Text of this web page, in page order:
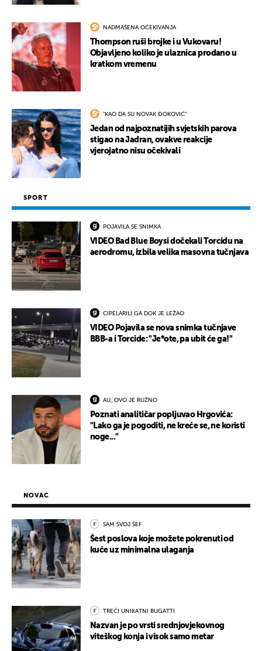
NADMAŠENA OČEKIVANJA
Thompson ruši brojke i u Vukovaru!
Objavljeno koliko je ulaznica prodano u
kratkom vremenu
"KAO DA SU NOVAK ĐOKOVIĆ"
Jedan od najpoznatijih svjetskih parova
stigao na Jadran, ovakve reakcije
vjerojatno nisu očekivali
SPORT
POJAVILA SE SNIMKA
VIDEO Bad Blue Boysi dočekali Torcidu na
aerodromu, izbila velika masovna tučnjava
CIPELARILI GA DOK JE LEŽAO
VIDEO Pojavila se nova snimka tučnjave
BBB-a i Torcide: "Je*ote, pa ubit će ga!"
AU, OVO JE RUŽNO
Poznati analitičar popljuvao Hrgovića:
"Lako ga je pogoditi, ne kreće se, ne koristi
noge..."
NOVAC
SAM SVOJ ŠEF
Šest poslova koje možete pokrenuti od
kuće uz minimalna ulaganja
TREĆI UNIKATNI BUGATTI
Nazvan je po vrsti srednjovjekovnog
viteškog konja i visok samo metar